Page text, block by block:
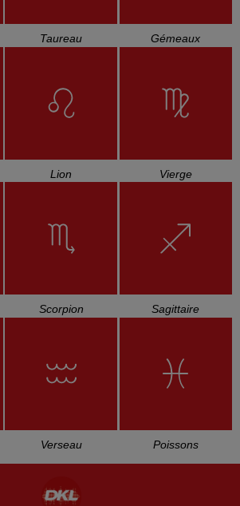
Taureau Gémeaux
Lion Vierge
Scorpion Sagittaire
Verseau Poissons